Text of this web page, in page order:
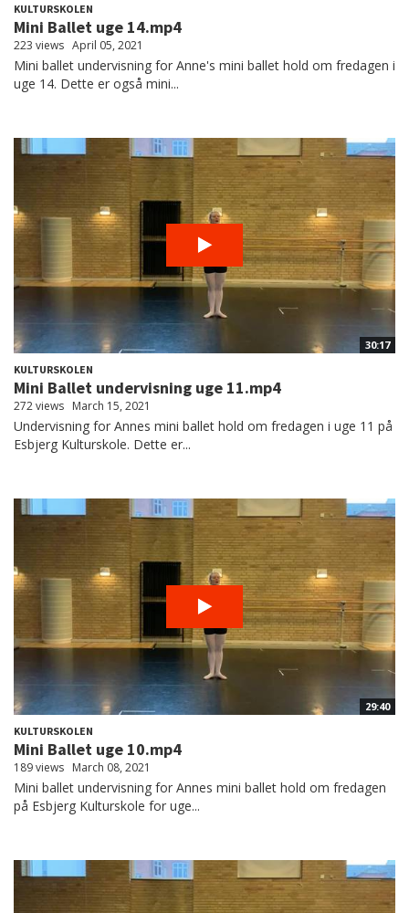
KULTURSKOLEN
Mini Ballet uge 14.mp4
223 views April 05, 2021
Mini ballet undervisning for Anne's mini ballet hold om fredagen i
uge 14. Dette er også mini...
30:17
KULTURSKOLEN
Mini Ballet undervisning uge 11.mp4
272 views March 15, 2021
Undervisning for Annes mini ballet hold om fredagen i uge 11 på
Esbjerg Kulturskole. Dette er...
29:40
KULTURSKOLEN
Mini Ballet uge 10.mp4
189 views March 08, 2021
Mini ballet undervisning for Annes mini ballet hold om fredagen
på Esbjerg Kulturskole for uge...